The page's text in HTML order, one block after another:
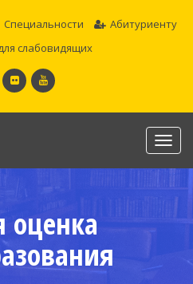
Специальности
Абитуриенту
слабовидящих
оценка